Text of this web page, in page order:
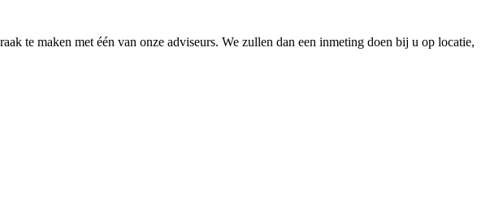
te maken met één van onze adviseurs. We zullen dan een inmeting doen bij u op locatie,